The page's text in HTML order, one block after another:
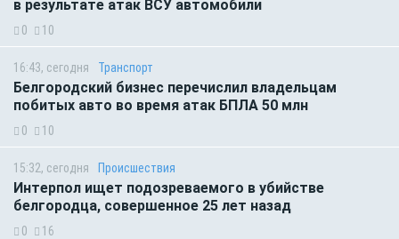
в результате атак ВСУ автомобили
0 10
16:43, сегодня Транспорт
Белгородский бизнес перечислил владельцам
побитых авто во время атак БПЛА 50 млн
0 10
15:32, сегодня Происшествия
Интерпол ищет подозреваемого в убийстве
белгородца, совершенное 25 лет назад
0 16